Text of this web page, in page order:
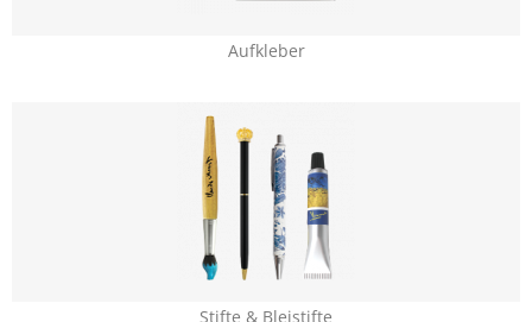
Aufkleber
Stifte & Bleistifte